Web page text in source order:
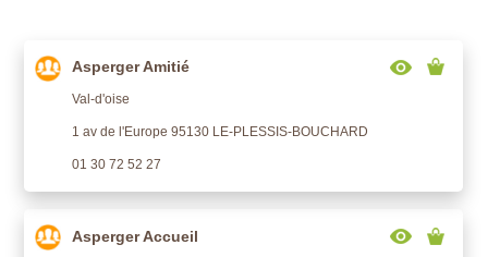
Asperger Amitié
Val-d'oise
1 av de l'Europe 95130 LE-PLESSIS-BOUCHARD
01 30 72 52 27
Asperger Accueil